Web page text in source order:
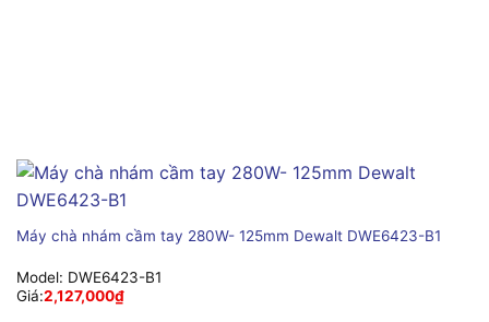
Máy chà nhám cầm tay 280W- 125mm Dewalt DWE6423-B1
Model: DWE6423-B1
Giá:2,127,000₫